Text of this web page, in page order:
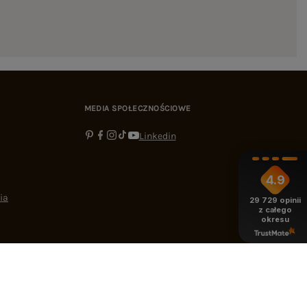
MEDIA SPOŁECZNOŚCIOWE
Linkedin
4.9
29 729 opinii
z całego
okresu